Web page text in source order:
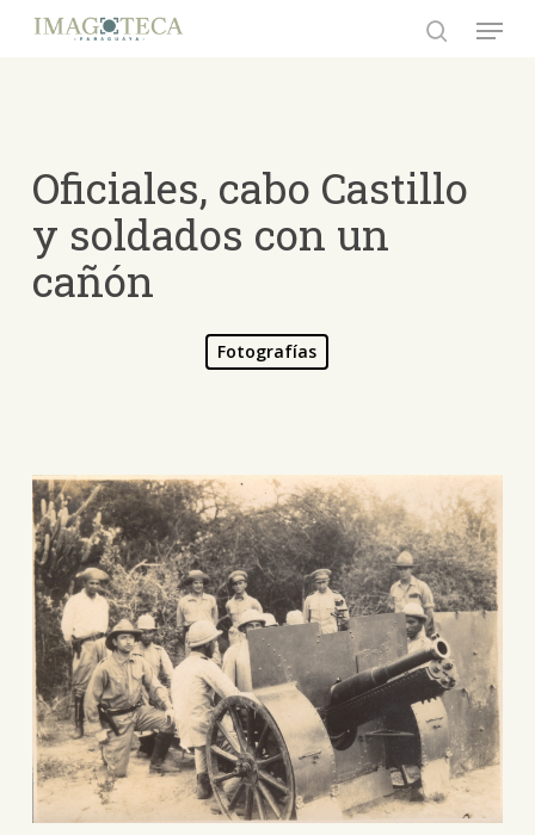
Menu
Oficiales, cabo Castillo
y soldados con un
cañón
Fotografías